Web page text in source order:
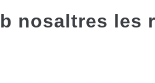
nosaltres les